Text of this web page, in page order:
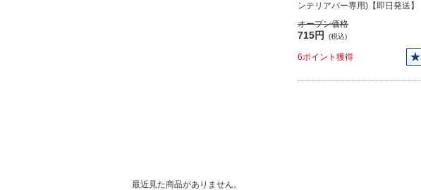
ンテリアバー専用)【即日発送】
オープン価格
715円 (税込)
6ポイント獲得
最近見た商品がありません。